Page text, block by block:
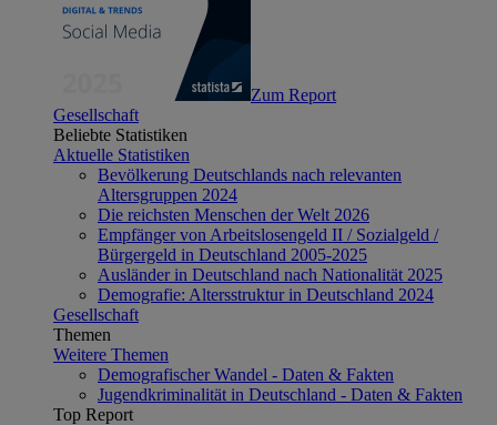
Zum Report
Gesellschaft
Beliebte Statistiken
Aktuelle Statistiken
Bevölkerung Deutschlands nach relevanten
Altersgruppen 2024
Die reichsten Menschen der Welt 2026
Empfänger von Arbeitslosengeld II / Sozialgeld /
Bürgergeld in Deutschland 2005-2025
Ausländer in Deutschland nach Nationalität 2025
Demografie: Altersstruktur in Deutschland 2024
Gesellschaft
Themen
Weitere Themen
Demografischer Wandel - Daten & Fakten
Jugendkriminalität in Deutschland - Daten & Fakten
Top Report